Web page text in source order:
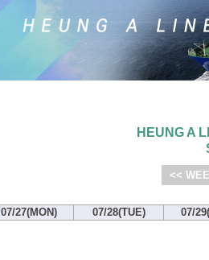
HEUNG A
<<
07/27(MON) 07/28(TUE) 07/